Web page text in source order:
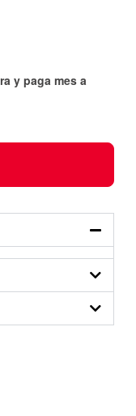
y paga mes a